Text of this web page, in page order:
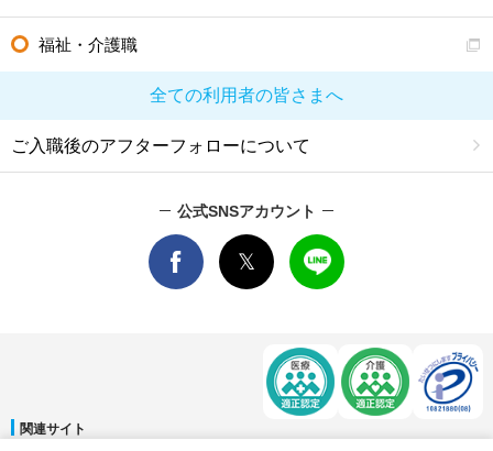
福祉・介護職
全ての利用者の皆さまへ
ご入職後のアフターフォローについて
公式SNSアカウント
関連サイト